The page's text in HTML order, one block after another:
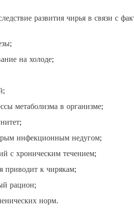
развития чирья в связи с
на холоде;
метаболизма в организме;
инфекционным недугом;
с хроническим течением;
приводит к чирякам;
рацион;
норм.